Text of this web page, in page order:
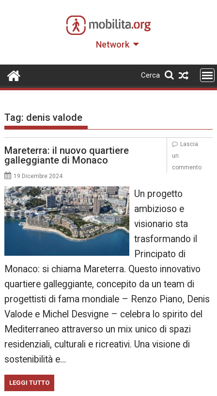
Network
Cerca
Tag: denis valode
Mareterra: il nuovo quartiere
galleggiante di Monaco
19 Dicembre 2024
Un progetto
ambizioso e
visionario sta
trasformando il
Principato di
Monaco: si chiama Mareterra. Questo innovativo
quartiere galleggiante, concepito da un team di
progettisti di fama mondiale – Renzo Piano, Denis
Valode e Michel Desvigne – celebra lo spirito del
Mediterraneo attraverso un mix unico di spazi
residenziali, culturali e ricreativi. Una visione di
sostenibilità e…
LEGGI TUTTO
Lascia
un
commento